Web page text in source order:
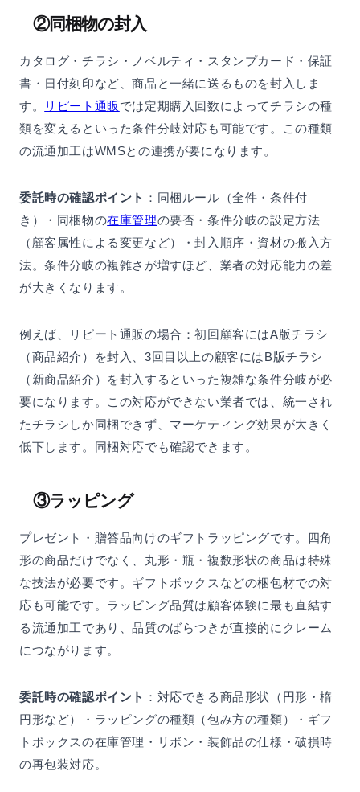
②同梱物の封入
カタログ・チラシ・ノベルティ・スタンプカード・保証
書・日付刻印など、商品と一緒に送るものを封入しま
す。
リピート通販 では定期購入回数によってチラシの種
類を変えるといった条件分岐対応も可能です。この種類
の流通加工はWMSとの連携が要になります。
委託時の確認ポイント ：同梱ルール（全件・条件付
き）・同梱物の在庫管理の要否・条件分岐の設定方法
（顧客属性による変更など）・封入順序・資材の搬入方
法。条件分岐の複雑さが増すほど、業者の対応能力の差
が大きくなります。
例えば、リピート通販の場合：初回顧客にはA版チラシ
（商品紹介）を封入、3回目以上の顧客にはB版チラシ
（新商品紹介）を封入するといった複雑な条件分岐が必
要になります。この対応ができない業者では、統一され
たチラシしか同梱できず、マーケティング効果が大きく
低下します。同梱対応でも確認できます。
③ラッピング
プレゼント・贈答品向けのギフトラッピングです。四角
形の商品だけでなく、丸形・瓶・複数形状の商品は特殊
な技法が必要です。ギフトボックスなどの梱包材での対
応も可能です。ラッピング品質は顧客体験に最も直結す
る流通加工であり、品質のばらつきが直接的にクレーム
につながります。
委託時の確認ポイント ：対応できる商品形状（円形・楕
円形など）・ラッピングの種類（包み方の種類）・ギフ
トボックスの在庫管理・リボン・装飾品の仕様・破損時
の再包装対応。